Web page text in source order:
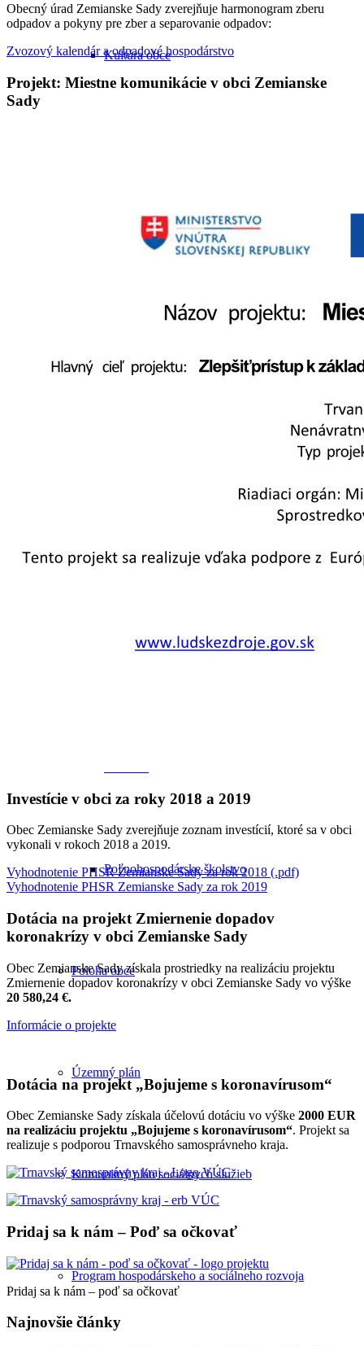
Kultúra obce
Náboženský život
Poľnohospodárstvo
Obec v súčasnosti
Poľnohospodárske školstvo
Poloha obce
Územný plán
Komunitný plán sociálnych služieb
Program hospodárskeho a sociálneho rozvoja
Obecný úrad Zemianske Sady zverejňuje harmonogram zberu
odpadov a pokyny pre zber a separovanie odpadov:
Zvozový kalendár a odpadové hospodárstvo
Projekt: Miestne komunikácie v obci Zemianske
Sady
Investície v obci za roky 2018 a 2019
Obec Zemianske Sady zverejňuje zoznam investícií, ktoré sa v obci
vykonali v rokoch 2018 a 2019.
Vyhodnotenie PHSR Zemianske Sady za rok 2018 (.pdf)
Vyhodnotenie PHSR Zemianske Sady za rok 2019
Dotácia na projekt Zmiernenie dopadov
koronakrízy v obci Zemianske Sady
Obec Zemianske Sady získala prostriedky na realizáciu projektu
Zmiernenie dopadov koronakrízy v obci Zemianske Sady vo výške
20 580,24 €.
Informácie o projekte
Dotácia na projekt „Bojujeme s koronavírusom“
Obec Zemianske Sady získala účelovú dotáciu vo výške 2000 EUR
na realizáciu projektu „Bojujeme s koronavírusom“. Projekt sa
realizuje s podporou Trnavského samosprávneho kraja.
Pridaj sa k nám – Poď sa očkovať
Pridaj sa k nám – poď sa očkovať
Najnovšie články